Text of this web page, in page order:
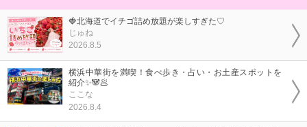
🍓北海道でイチゴ詰め放題が楽しすぎた♡
じゅね
2026.8.5
横浜中華街を満喫！食べ歩き・占い・お土産スポットを
紹介✨🐼🥟
ここな
2026.8.4